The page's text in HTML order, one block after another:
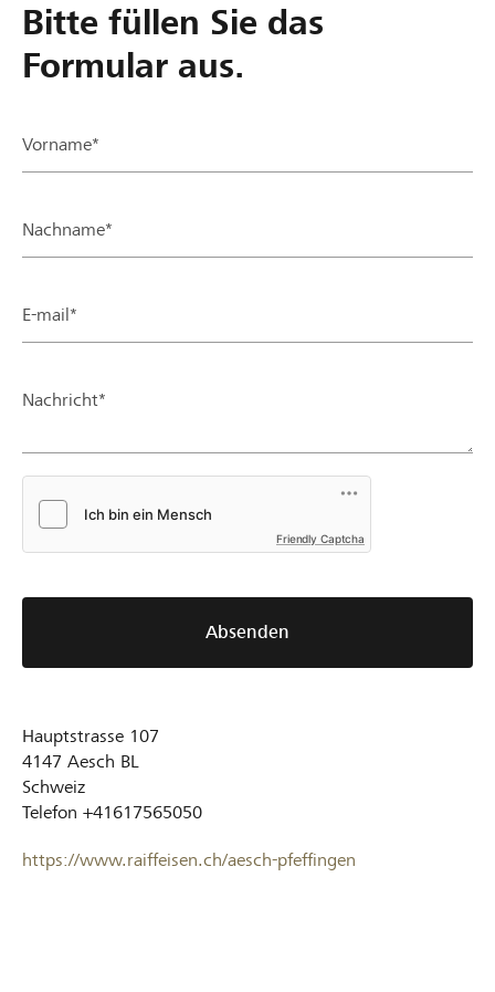
Bitte füllen Sie das
Formular aus.
Vorname*
Nachname*
E-mail*
Nachricht*
Friendly Captcha
Absenden
Hauptstrasse 107
4147 Aesch BL
Schweiz
Telefon +41617565050
https://www.raiffeisen.ch/aesch-pfeffingen